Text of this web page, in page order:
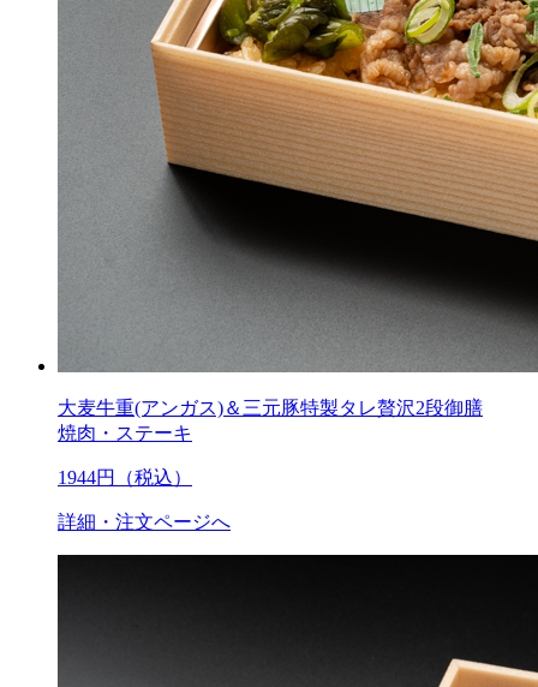
大麦牛重(アンガス)＆三元豚特製タレ贅沢2段御膳
焼肉・ステーキ
1944円（税込）
詳細・注文ページへ